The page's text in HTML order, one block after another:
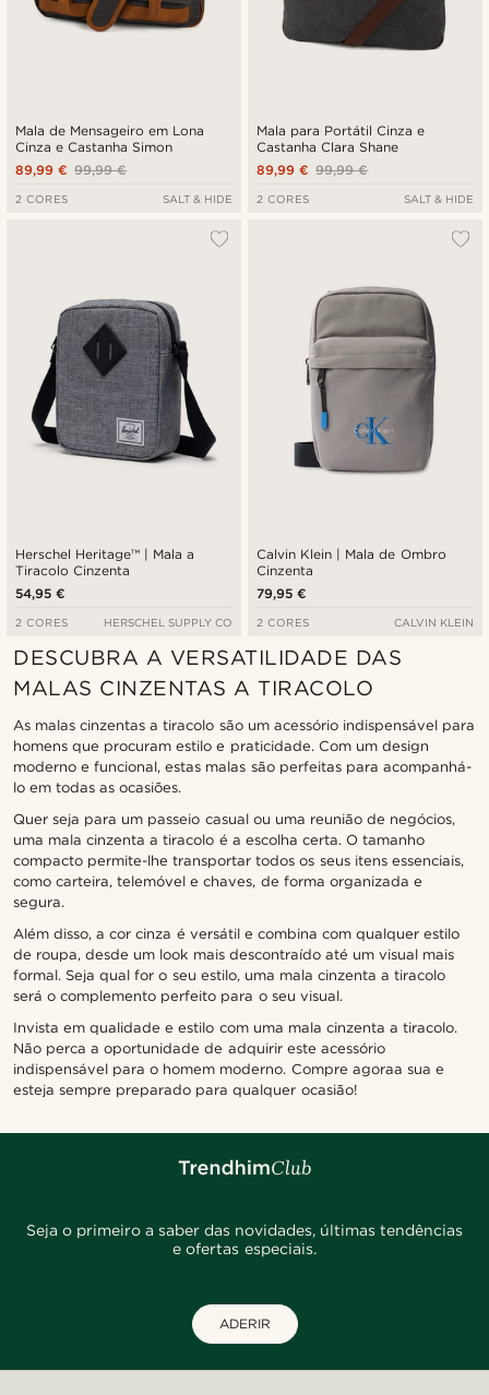
Mala de Mensageiro em Lona
Cinza e Castanha Simon
99,99 €
89,99 €
2 CORES SALT & HIDE
Mala para Portátil Cinza e
Castanha Clara Shane
99,99 €
89,99 €
2 CORES SALT & HIDE
Herschel Heritage™ | Mala a
Tiracolo Cinzenta
54,95 €
2 CORES HERSCHEL SUPPLY CO
Calvin Klein | Mala de Ombro
Cinzenta
79,95 €
2 CORES CALVIN KLEIN
DESCUBRA A VERSATILIDADE DAS
MALAS CINZENTAS A TIRACOLO
As malas cinzentas a tiracolo são um acessório indispensável para
homens que procuram estilo e praticidade. Com um design
moderno e funcional, estas malas são perfeitas para acompanhá-
lo em todas as ocasiões.
Quer seja para um passeio casual ou uma reunião de negócios,
uma mala cinzenta a tiracolo é a escolha certa. O tamanho
compacto permite-lhe transportar todos os seus itens essenciais,
como carteira, telemóvel e chaves, de forma organizada e
segura.
Além disso, a cor cinza é versátil e combina com qualquer estilo
de roupa, desde um look mais descontraído até um visual mais
formal. Seja qual for o seu estilo, uma mala cinzenta a tiracolo
será o complemento perfeito para o seu visual.
Invista em qualidade e estilo com uma mala cinzenta a tiracolo.
Não perca a oportunidade de adquirir este acessório
indispensável para o homem moderno. Compre agoraa sua e
esteja sempre preparado para qualquer ocasião!
Seja o primeiro a saber das novidades, últimas tendências
e ofertas especiais.
ADERIR